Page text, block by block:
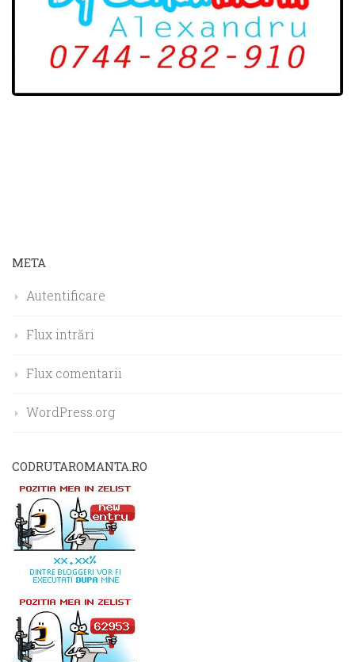
META
Autentificare
Flux intrări
Flux comentarii
WordPress.org
CODRUTAROMANTA.RO